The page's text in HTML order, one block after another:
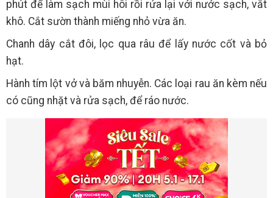
phút để làm sạch mùi hôi rồi rửa lại với nước sạch, vắt
khô. Cắt sườn thành miếng nhỏ vừa ăn.
Chanh dây cắt đôi, lọc qua râu để lấy nước cốt và bỏ
hạt.
Hành tím lột vở và băm nhuyễn. Các loại rau ăn kèm nếu
có cũng nhặt và rửa sạch, để ráo nước.